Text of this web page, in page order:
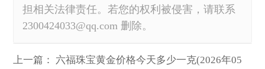
担相关法律责任。若您的权利被侵害，请联系
2300424033@qq.com 删除。
上一篇： 六福珠宝黄金价格今天多少一克(2026年05